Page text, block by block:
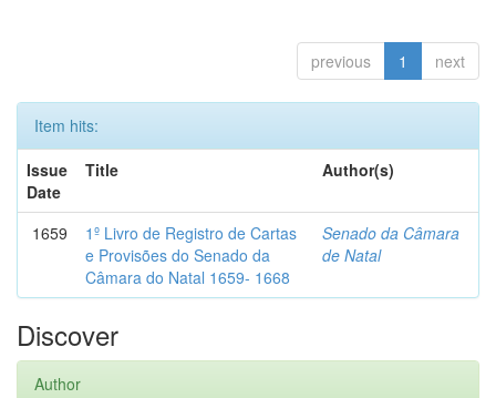
previous 1 next
Item hits:
Issue
Date
Title Author(s)
1659
1º Livro de Registro de Cartas
e Provisões do Senado da
Câmara do Natal 1659- 1668
Senado da Câmara
de Natal
Discover
Author